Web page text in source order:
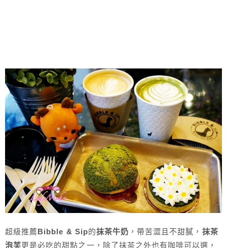
超級推薦Bibble & Sip的抹茶牛奶 ，帶苦澀且不甜膩， 抹茶
泡芙更是必吃的甜點之一，除了抹茶之外也有咖啡可以選，